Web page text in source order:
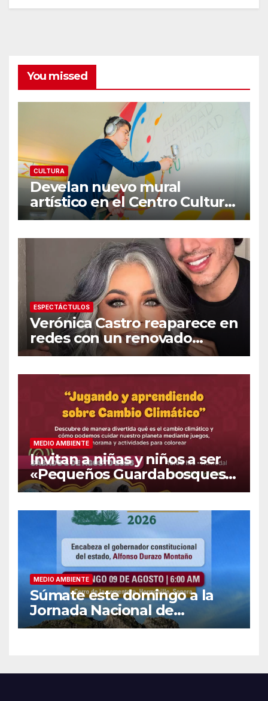
You missed
CULTURA
Develan nuevo mural
artístico en el Centro Cultural
«Dr. Héctor Chávez Fontes»
ESPECTÁCTULOS
Verónica Castro reaparece en
redes con un renovado
cambio de look
MEDIO AMBIENTE
Invitan a niñas y niños a ser
«Pequeños Guardabosques»
en La Sauceda
MEDIO AMBIENTE
Súmate este domingo a la
Jornada Nacional de
Reforestación 2026